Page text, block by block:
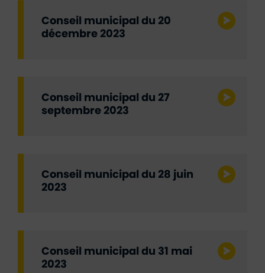
Conseil municipal du 20
décembre 2023
Conseil municipal du 27
septembre 2023
Conseil municipal du 28 juin
2023
Conseil municipal du 31 mai
2023